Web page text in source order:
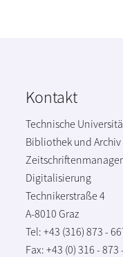
Kontakt
Technische
Bibliothek und Archiv
Digitalisierung
Technikerstraße 4
A-8010 Graz
Tel: +43 (316) 873 -
Fax: +43 (0) 316 - 873